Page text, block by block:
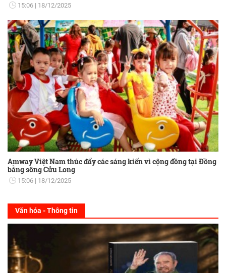
15:06 18/12/2025
Amway Việt Nam thúc đẩy các sáng kiến vì cộng đồng tại Đồng
bằng sông Cửu Long
15:06 18/12/2025
Văn hóa - Thông tin